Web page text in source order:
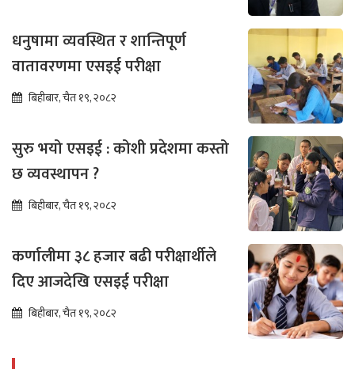
धनुषामा व्यवस्थित र शान्तिपूर्ण
वातावरणमा एसइई परीक्षा
बिहीबार, चैत १९, २०८२
सुरु भयो एसइई : कोशी प्रदेशमा कस्तो
छ व्यवस्थापन ?
बिहीबार, चैत १९, २०८२
कर्णालीमा ३८ हजार बढी परीक्षार्थीले
दिए आजदेखि एसइई परीक्षा
बिहीबार, चैत १९, २०८२